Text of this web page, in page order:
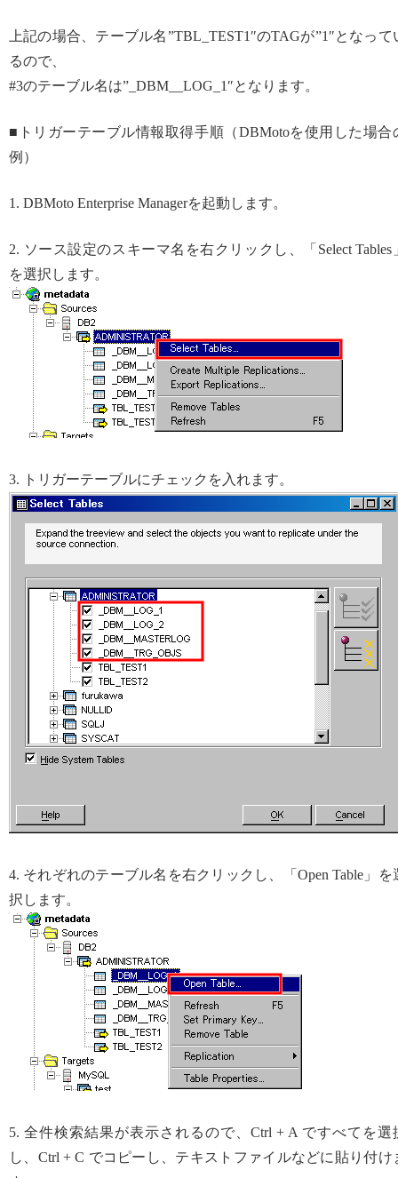
上記の場合、テーブル名”TBL_TEST1″のTAGが”1″となって
るので、
#3のテーブル名は”_DBM__LOG_1″となります。
■トリガーテーブル情報取得手順（DBMotoを使用した場合
例）
1. DBMoto Enterprise Managerを起動します。
2. ソース設定のスキーマ名を右クリックし、「Select Tables
を選択します。
3. トリガーテーブルにチェックを入れます。
4. それぞれのテーブル名を右クリックし、「Open Table」を
択します。
5. 全件検索結果が表示されるので、Ctrl + A ですべてを選
し、Ctrl + C でコピーし、テキストファイルなどに貼り付け